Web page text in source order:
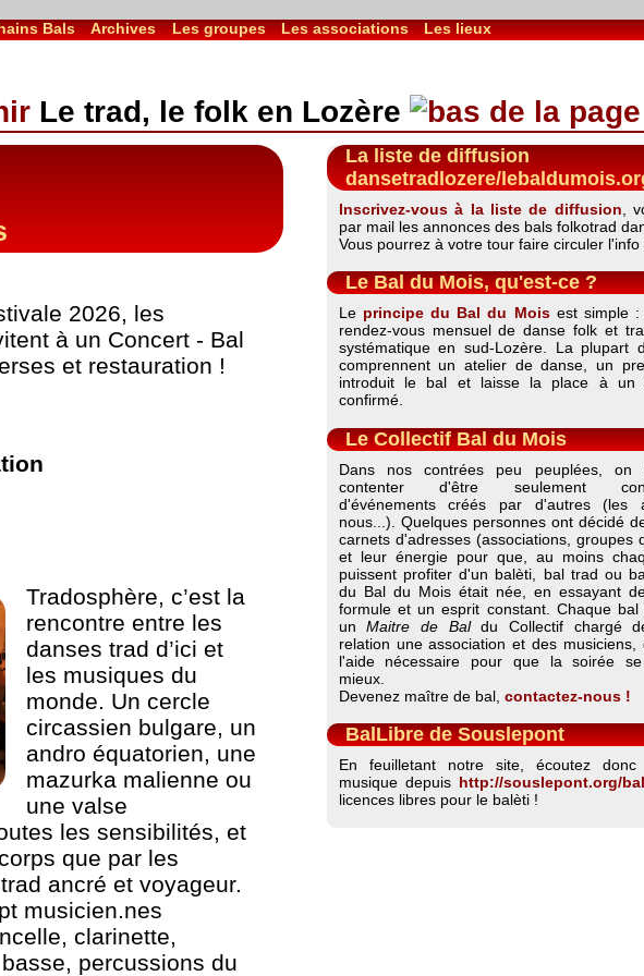
Bals Archives Les groupes Les associations Les lieux
Le trad, le folk en Lozère
2026, les
à un Concert - Bal
et restauration !
Tradosphère, c’est la
rencontre entre les
danses trad d’ici et
les musiques du
monde. Un cercle
circassien bulgare, un
andro équatorien, une
mazurka malienne ou
une valse
les sensibilités, et
que par les
ancré et voyageur.
musicien.nes
clarinette,
percussions du
La liste de diffusion
dansetradlozere/
Inscrivez-vous à la liste de diffusion ,
par mail les annonces des bals folkotrad
Vous pourrez à votre tour faire circuler l'info
Le Bal du Mois, qu'est-ce ?
Le principe du Bal du Moisest simple :
rendez-vous mensuel de danse folk et
systématique en sud-Lozère. La plupart
comprennent un atelier de danse, un
introduit le bal et laisse la place à un
confirmé.
Le Collectif Bal du Mois
Dans nos contrées peu peuplées,
contenter d'être seulement
d'événements créés par d'autres (les
nous...). Quelques personnes ont décidé
carnets d'adresses (associations, groupes
et leur énergie pour que, au moins
puissent profiter d'un balèti, bal trad ou
du Bal du Mois était née, en essayant
formule et un esprit constant. Chaque
unMaitre de Baldu Collectif chargé
relation une association et des musiciens,
l'aide nécessaire pour que la soirée
mieux.
Devenez maître de bal, contactez-nous !
BalLibre de Souslepont
En feuilletant notre site, écoutez
musique depuis http://souslepont.org/
licences libres pour le balèti !